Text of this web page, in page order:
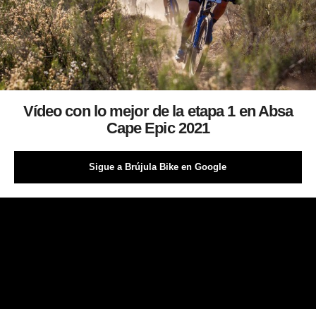
Vídeo con lo mejor de la etapa 1 en Absa
Cape Epic 2021
Sigue a Brújula Bike en Google